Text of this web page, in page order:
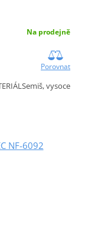
Na prodejně
Porovnat
vysoce
NF-6092